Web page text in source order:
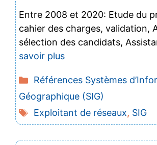
Entre 2008 et 2020: Etude du
cahier des charges, validation,
sélection des candidats,
savoir plus
Catégories
Références Systèmes
Géographique (SIG)
Étiquettes
Exploitant de réseaux, SIG